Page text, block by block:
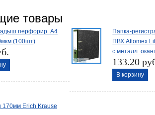
товары
перфорир. А4
(100шт)
Папка-
ПВХ Attomex
с металл.
133.20
В корзину
Erich Krause